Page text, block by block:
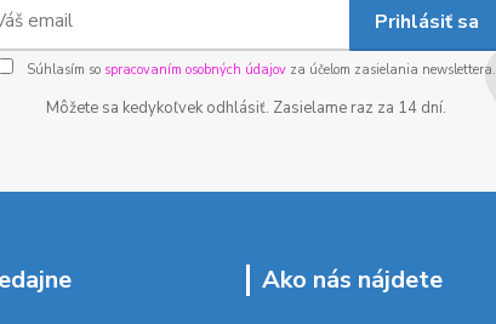
Prihlásiť sa
Súhlasím so spracovaním osobných údajovza účelom zasielania newslettera.
Môžete sa kedykoľvek odhlásiť. Zasielame raz za 14 dní.
Ako nás nájdete